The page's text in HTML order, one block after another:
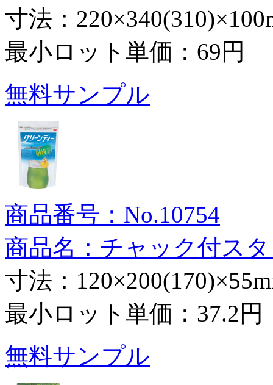
寸法：
最小ロット単価： 69円
無料サンプル
商品番号：No.10754
商品名：チャック付ス
寸法：
最小ロット単価： 37.2円
無料サンプル